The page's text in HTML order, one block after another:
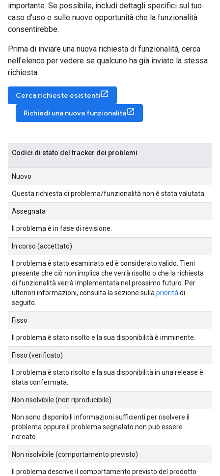
importante. Se possibile, includi dettagli specifici sul tuo
caso d'uso e sulle nuove opportunità che la funzionalità
consentirebbe.
Prima di inviare una nuova richiesta di funzionalità, cerca
nell'elenco per vedere se qualcuno ha già inviato la stessa
richiesta.
Cerca richieste esistenti
Richiedi una nuova funzionalità
Codici di stato del tracker dei problemi
Nuovo
Questa richiesta di problema/funzionalità non è stata valutata.
Assegnata
Il problema è in fase di revisione.
In corso (accettato)
Il problema è stato esaminato ed è considerato valido. Tieni
presente che ciò non implica che verrà risolto o che la richiesta
di funzionalità verrà implementata nel prossimo futuro. Per
ulteriori informazioni, consulta la sezione sulla priorità di
seguito.
Fisso
Il problema è stato risolto e la sua disponibilità è imminente.
Fisso (verificato)
Il problema è stato risolto e la sua disponibilità in una release è
stata confermata.
Non risolvibile (non riproducibile)
Non sono disponibili informazioni sufficienti per risolvere il
problema oppure il problema segnalato non può essere
ricreato.
Non risolvibile (comportamento previsto)
Il problema descrive il comportamento previsto del prodotto